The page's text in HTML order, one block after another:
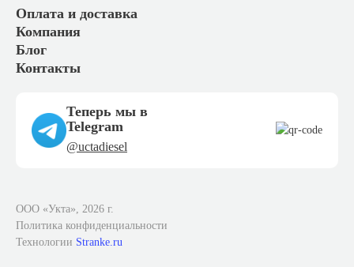
Оплата и доставка
Компания
Блог
Контакты
Теперь мы в
Telegram
@uctadiesel
ООО «Укта», 2026 г.
Политика конфиденциальности
Технологии Stranke.ru